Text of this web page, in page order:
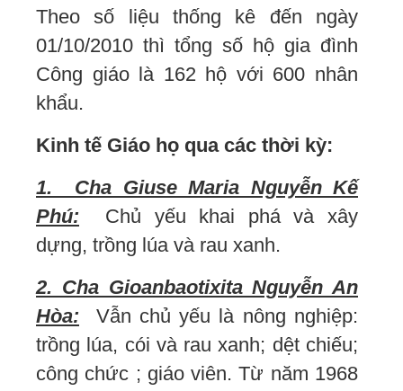
Theo số liệu thống kê đến ngày
01/10/2010 thì tổng số hộ gia đình
Công giáo là 162 hộ với 600 nhân
khẩu.
Kinh tế Giáo họ qua các thời kỳ:
1. Cha Giuse Maria Nguyễn Kế
Phú: Chủ yếu khai phá và xây
dựng, trồng lúa và rau xanh.
2. Cha Gioanbaotixita Nguyễn An
Hòa: Vẫn chủ yếu là nông nghiệp:
trồng lúa, cói và rau xanh; dệt chiếu;
công chức ; giáo viên. Từ năm 1968